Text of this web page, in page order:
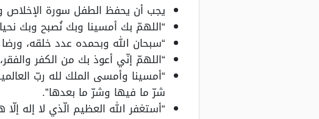
يجب أن يحفظ الطفل سورة
“اللهمّ بك أمسينا وبك نُصبح وبك
“سبحان الله وبحمده عدد خلقه،
“اللهمّ إنّي أعوذ بك من الكفر
“أمسينا وأمسى الملك لله ربّ
شرّ ما فيها وشرّ ما بعدها”.
“أستغفر الله العظيم الّذي لا إله